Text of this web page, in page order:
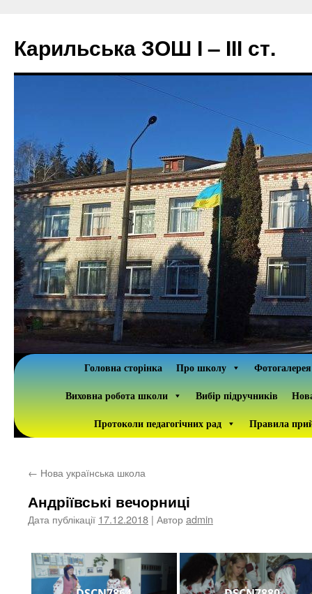
вмісту
Карильська ЗОШ І – ІІІ ст.
Головна сторінка Про школу
Фотогалерея
Виховна робота школи
Вибір підручників
Протоколи педагогічних рад
Правила
← Нова українська школа
Андріївські вечорниці
Дата публікації 17.12.2018 | Авторadmin